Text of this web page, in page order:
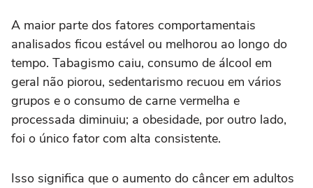
A maior parte dos fatores comportamentais
analisados ficou estável ou melhorou ao longo do
tempo. Tabagismo caiu, consumo de álcool em
geral não piorou, sedentarismo recuou em vários
grupos e o consumo de carne vermelha e
processada diminuiu; a obesidade, por outro lado,
foi o único fator com alta consistente.
Isso significa que o aumento do câncer em adultos